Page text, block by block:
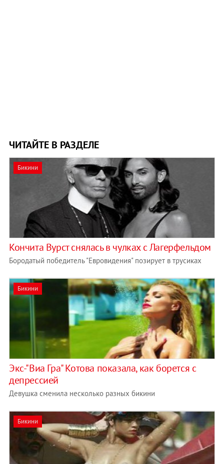
ЧИТАЙТЕ В РАЗДЕЛЕ
Бикини
Кончита Вурст снялась в чулках с Лагерфельдом
Бородатый победитель "Евровидения" позирует в трусиках
Бикини
Экс-"Виа Гра" Котова показала, как борется с
депрессией
Девушка сменила несколько разных бикини
Бикини